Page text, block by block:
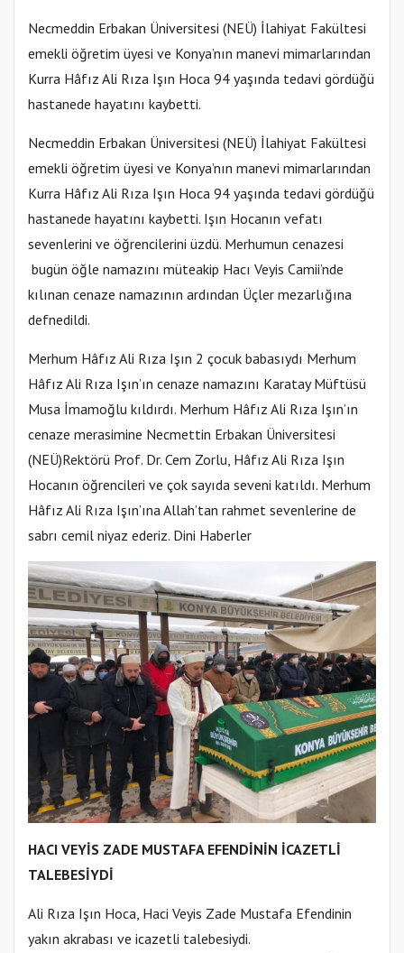
Necmeddin Erbakan Üniversitesi (NEÜ) İlahiyat Fakültesi
emekli öğretim üyesi ve Konya’nın manevi mimarlarından
Kurra Hâfız Ali Rıza Işın Hoca 94 yaşında tedavi gördüğü
hastanede hayatını kaybetti.
Necmeddin Erbakan Üniversitesi (NEÜ) İlahiyat Fakültesi
emekli öğretim üyesi ve Konya’nın manevi mimarlarından
Kurra Hâfız Ali Rıza Işın Hoca 94 yaşında tedavi gördüğü
hastanede hayatını kaybetti. Işın Hocanın vefatı
sevenlerini ve öğrencilerini üzdü. Merhumun cenazesi
bugün öğle namazını müteakip Hacı Veyis Camii’nde
kılınan cenaze namazının ardından Üçler mezarlığına
defnedildi.
Merhum Hâfız Ali Rıza Işın 2 çocuk babasıydı Merhum
Hâfız Ali Rıza Işın’ın cenaze namazını Karatay Müftüsü
Musa İmamoğlu kıldırdı. Merhum Hâfız Ali Rıza Işın’ın
cenaze merasimine Necmettin Erbakan Üniversitesi
(NEÜ)Rektörü Prof. Dr. Cem Zorlu, Hâfız Ali Rıza Işın
Hocanın öğrencileri ve çok sayıda seveni katıldı. Merhum
Hâfız Ali Rıza Işın’ına Allah’tan rahmet sevenlerine de
sabrı cemil niyaz ederiz. Dini Haberler
HACI VEYİS ZADE MUSTAFA EFENDİNİN İCAZETLİ
TALEBESİYDİ
Ali Rıza Işın Hoca, Haci Veyis Zade Mustafa Efendinin
yakın akrabası ve icazetli talebesiydi.